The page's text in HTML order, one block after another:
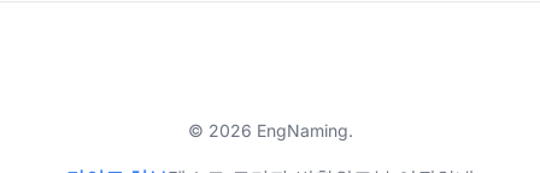
© 2026 EngNaming.